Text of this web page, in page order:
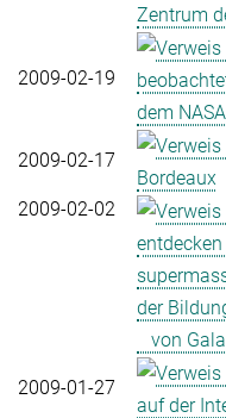
Zentrum
2009-02-19
dem
2009-02-17
Bordeaux
2009-02-02
der
von
2009-01-27
auf der